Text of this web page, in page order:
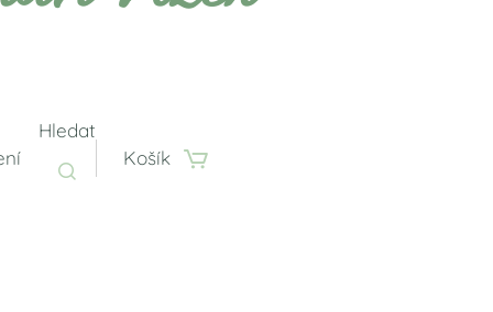
Hledat
Košík